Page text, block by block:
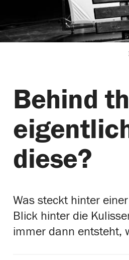
Behind
diese?
Was steckt hinter
Blick hinter die
immer dann entsteht,